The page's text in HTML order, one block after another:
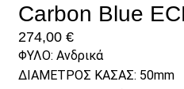
Carbon Blue
274,00 €
ΦΥΛΟ: Ανδρικά
ΔΙΑΜΕΤΡΟΣ ΚΑΣΑΣ: 50mm